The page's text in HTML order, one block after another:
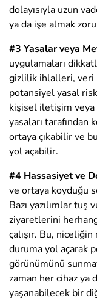
dolayısıyla uzun
ya da işe almak
#3 Yasalar veya
uygulamaları
gizlilik ihlalleri, veri
potansiyel yasal
kişisel iletişim veya
yasaları tarafından
ortaya çıkabilir ve
yol açabilir.
#4 Hassasiyet ve
ve ortaya koyduğu
Bazı yazılımlar
ziyaretlerini
çalışır. Bu,
duruma yol açarak
görünümünü
zaman her cihaz ya
yaşanabilecek bir